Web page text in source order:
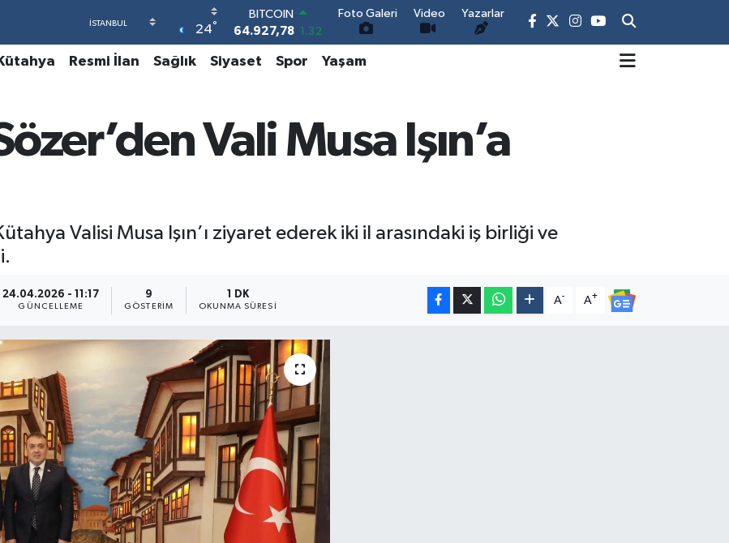
24°
BITCOIN
64.927,78 1.32
DOLAR
47,5894 0.08
64,1581
0.16
GRAM ALTIN
Foto Galeri Video Yazarlar
Kütahya Resmi İlan Sağlık Siyaset Spor Yaşam
Vali Musa Işın’a
Valisi Musa Işın’ı ziyaret ederek iki il arasındaki iş birliği ve
24.04.2026 - 11:17
GÜNCELLEME
9
GÖSTERIM
1 DK
OKUNMA SÜRESI
A- A+